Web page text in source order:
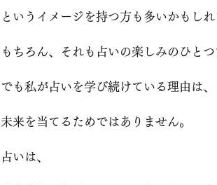
というイメージを持つ方も多いかもしれ
もちろん、それも占いの楽しみのひとつ
でも私が占いを学び続けている理由は、
未来を当てるためではありません。
占いは、